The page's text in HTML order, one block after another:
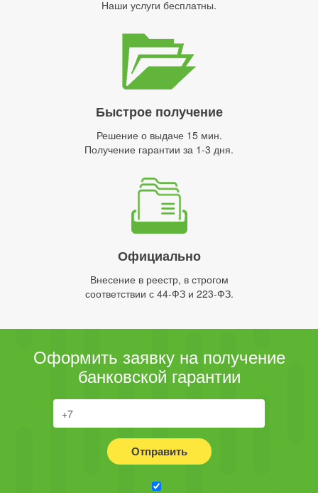
Наши услуги бесплатны.
Быстрое получение
Решение о выдаче 15 мин.
Получение гарантии за 1-3 дня.
Официально
Внесение в реестр, в строгом
соответствии с 44-ФЗ и 223-ФЗ.
Оформить заявку на получение
банковской гарантии
Отправить